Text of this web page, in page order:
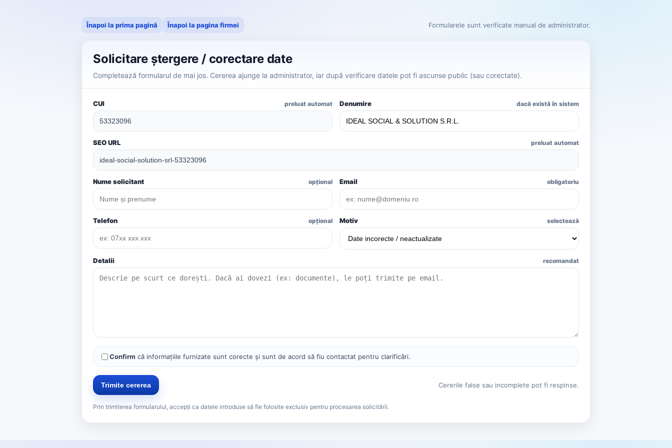
Înapoi la prima pagină Înapoi la pagina firmei Formularele sunt verificate manual de administrator.
Solicitare ștergere / corectare date
Completează formularul de mai jos. Cererea ajunge la administrator, iar după verificare datele pot fi ascunse public (sau corectate).
CUI preluat automat Denumire dacă există în sistem
SEO URL preluat automat
Nume solicitant opțional Email obligatoriu
Telefon opțional Motiv selectează
Detalii recomandat
Confirm că informațiile furnizate sunt corecte și sunt de acord să fiu contactat pentru clarificări.
Trimite cererea Cererile false sau incomplete pot fi respinse.
Prin trimiterea formularului, accepți ca datele introduse să fie folosite exclusiv pentru procesarea solicitării.